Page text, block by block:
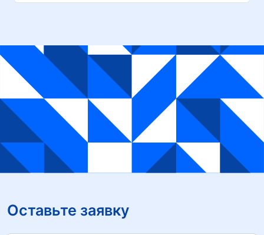
Оставьте заявку